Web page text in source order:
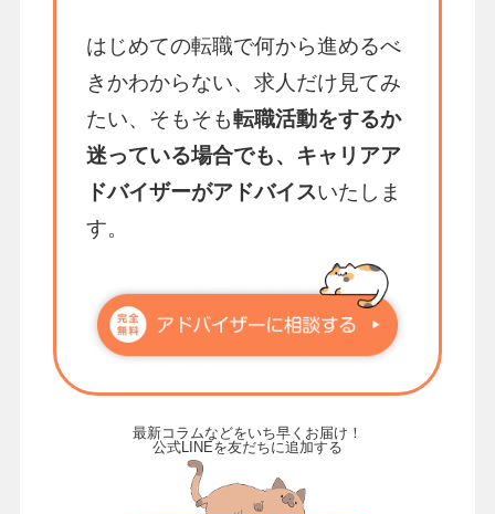
はじめての転職で何から進めるべ
きかわからない、求人だけ見てみ
たい、そもそも転職活動をするか
迷っている場合でも、キャリアア
ドバイザーがアドバイスいたしま
す。
最新コラムなどをいち早くお届け！
公式LINEを友だちに追加する